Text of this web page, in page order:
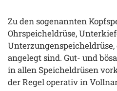
Zu den sogenannten
Ohrspeicheldrüse,
angelegt sind. Gut- und
in allen Speicheldrüsen
der Regel operativ in